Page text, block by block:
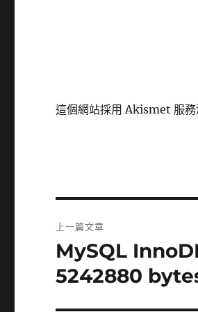
這個網站採用 Akismet 服
章
導
上一篇文章
上
一
篇
文
MySQL
5242880